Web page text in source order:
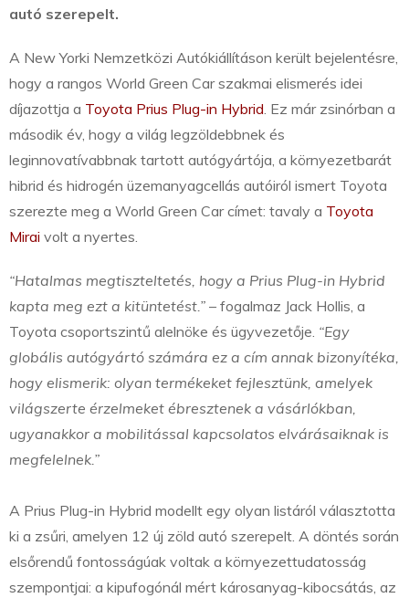
autó szerepelt.
A New Yorki Nemzetközi Autókiállításon került bejelentésre,
hogy a rangos World Green Car szakmai elismerés idei
díjazottja a Toyota Prius Plug-in Hybrid. Ez már zsinórban a
második év, hogy a világ legzöldebbnek és
leginnovatívabbnak tartott autógyártója, a környezetbarát
hibrid és hidrogén üzemanyagcellás autóiról ismert Toyota
szerezte meg a World Green Car címet: tavaly a Toyota
Mirai volt a nyertes.
“Hatalmas megtiszteltetés, hogy a Prius Plug-in Hybrid
kapta meg ezt a kitüntetést.” – fogalmaz Jack Hollis, a
Toyota csoportszintű alelnöke és ügyvezetője. “Egy
globális autógyártó számára ez a cím annak bizonyítéka,
hogy elismerik: olyan termékeket fejlesztünk, amelyek
világszerte érzelmeket ébresztenek a vásárlókban,
ugyanakkor a mobilitással kapcsolatos elvárásaiknak is
megfelelnek.”
A Prius Plug-in Hybrid modellt egy olyan listáról választotta
ki a zsűri, amelyen 12 új zöld autó szerepelt. A döntés során
elsőrendű fontosságúak voltak a környezettudatosság
szempontjai: a kipufogónál mért károsanyag-kibocsátás, az